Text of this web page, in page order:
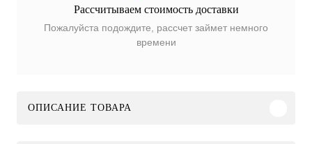
Рассчитываем стоимость доставки
Пожалуйста подождите, рассчет займет немного
времени
ОПИСАНИЕ ТОВАРА